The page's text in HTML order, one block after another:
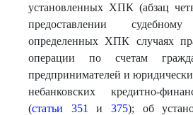
установленных ХПК (абзац
предоставлении
определенных ХПК случаях
операции по счетам
предпринимателей и
небанковских кредитно-
(статьи 351 и375); об